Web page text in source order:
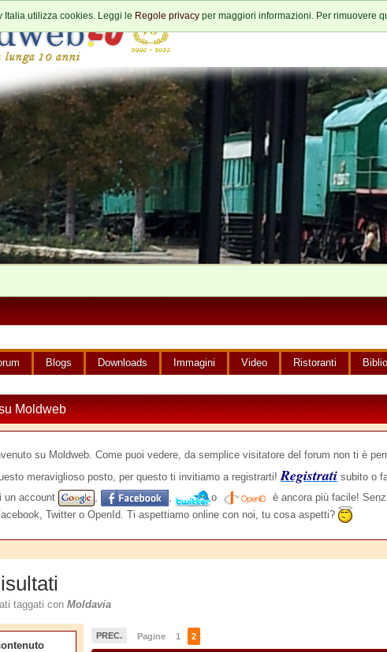
Italia utilizza cookies. Leggi le Regole privacy per maggiori informazioni. Per rimuovere
Blogs Downloads Immagini Video Ristoranti
Moldweb
su Moldweb. Come puoi vedere, da semplice visitatore del forum non ti è
meraviglioso posto, per questo ti invitiamo a registrarti!Registrati subito o
un account
, , o è ancora più facile!
Twitter o OpenId. Ti aspettiamo online con noi, tu cosa aspetti?
taggati con Moldavia
PREC. Pagine 1 2